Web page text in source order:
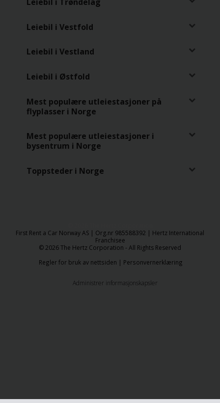
Leiebil i Vestfold
Leiebil i Vestland
Leiebil i Østfold
Mest populære utleiestasjoner på
flyplasser i Norge
Mest populære utleiestasjoner i
bysentrum i Norge
Toppsteder i Norge
​First Rent a Car Norway AS | Org.nr 985588392 | Hertz International
Franchisee
© 2026 The Hertz Corporation - All Rights Reserved
Regler for bruk av nettsiden | Personvernerklæring
Administrer informasjonskapsler